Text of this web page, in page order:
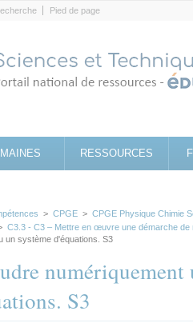
Pied de page
RESSOURCES
> CPGE > CPGE Physique Chimie
C3.3 - C3 – Mettre en œuvre une démarche de
un système d'équations. S3
S3